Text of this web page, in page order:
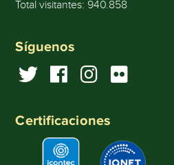
Total visitantes: 940.858
Síguenos
Certificaciones